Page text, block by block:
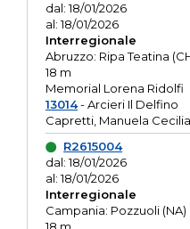
dal: 18/01/2026
al: 18/01/2026
Interregionale
Abruzzo: Ripa Teatina
18 m
Memorial Lorena Ridolfi
13014- Arcieri Il Delfino
Capretti, Manuela Cecilia
R2615004
dal: 18/01/2026
al: 18/01/2026
Interregionale
Campania: Pozzuoli (NA)